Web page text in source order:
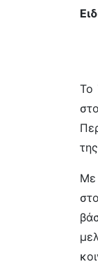
Το
Με